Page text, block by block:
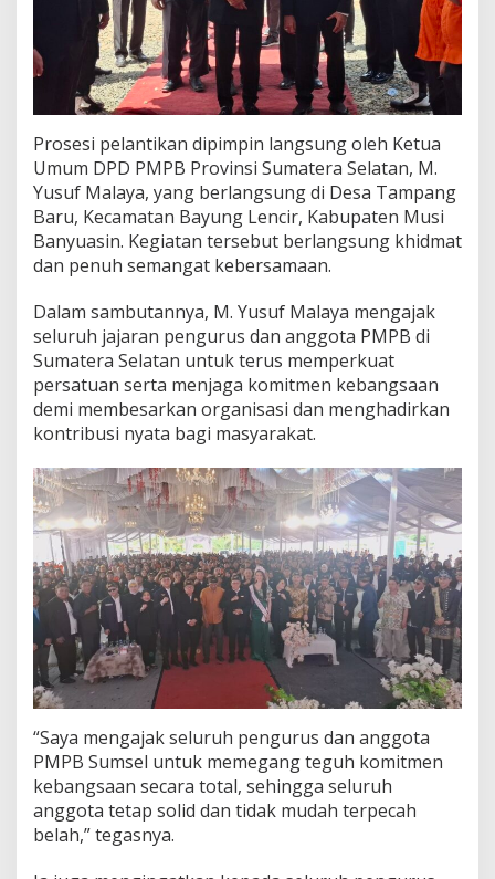
H
T
e
g
a
s
a
n
K
o
i
t
e
n
S
i
a
p
H
d
i
r
k
a
n
K
a
y
a
y
a
u
n
t
u
Prosesi pelantikan dipimpin langsung oleh Ketua
Umum DPD PMPB Provinsi Sumatera Selatan, M.
Yusuf Malaya, yang berlangsung di Desa Tampang
Baru, Kecamatan Bayung Lencir, Kabupaten Musi
Banyuasin. Kegiatan tersebut berlangsung khidmat
dan penuh semangat kebersamaan.
Dalam sambutannya, M. Yusuf Malaya mengajak
seluruh jajaran pengurus dan anggota PMPB di
Sumatera Selatan untuk terus memperkuat
persatuan serta menjaga komitmen kebangsaan
demi membesarkan organisasi dan menghadirkan
kontribusi nyata bagi masyarakat.
“Saya mengajak seluruh pengurus dan anggota
PMPB Sumsel untuk memegang teguh komitmen
kebangsaan secara total, sehingga seluruh
anggota tetap solid dan tidak mudah terpecah
belah,” tegasnya.